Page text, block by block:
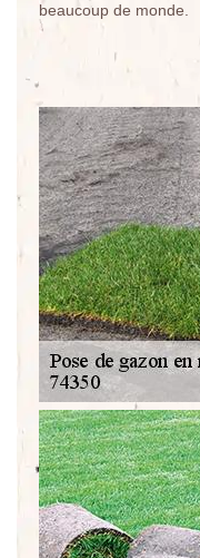
beaucoup de monde.